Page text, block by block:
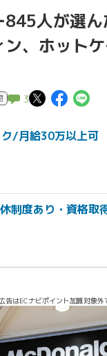
人が選
、ホット
3 この記
こ
/月給30万以上可
制度あり・資格取
告はECナビポイント加算対象外